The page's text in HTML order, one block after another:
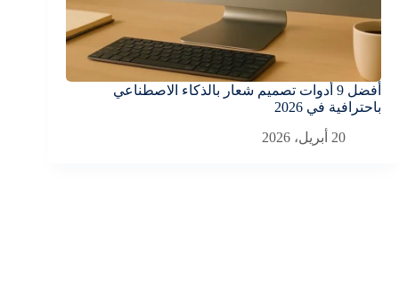
أفضل 9 أدوات تصميم شعار بالذكاء الاصطناعي
باحترافية في 2026
20 أبريل، 2026